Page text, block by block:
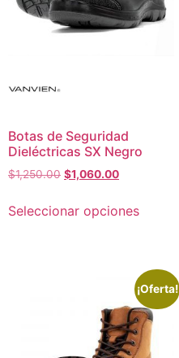
Botas de Seguridad
Dieléctricas SX Negro
$1,250.00 $1,060.00
Seleccionar opciones
¡Oferta!